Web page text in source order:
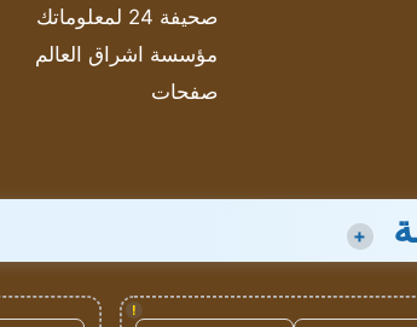
صحيفة 24 لمعلوماتك
مؤسسة اشراق العالم
صفحات
+
!